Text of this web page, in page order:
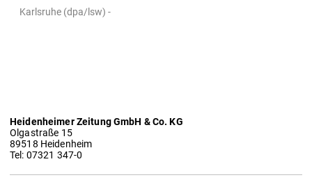
Karlsruhe (dpa/lsw) -
Heidenheimer Zeitung GmbH & Co. KG
Olgastraße 15
89518 Heidenheim
Tel: 07321 347-0